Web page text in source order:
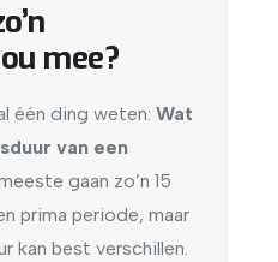
mee?
één ding weten: Wat
van een
gaan zo’n 15
prima periode, maar
kan best verschillen.